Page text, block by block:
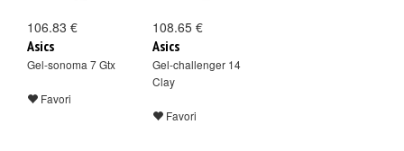
106.83 €
Asics
Gel-sonoma 7 Gtx
Favori
108.65 €
Asics
Gel-challenger 14
Clay
Favori